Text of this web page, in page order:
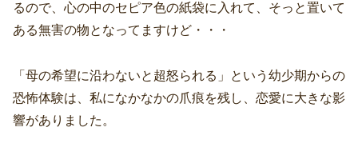
るので、心の中のセピア色の紙袋に入れて、そっと置いて
ある無害の物となってますけど・・・
「母の希望に沿わないと超怒られる」という幼少期からの
恐怖体験は、私になかなかの爪痕を残し、恋愛に大きな影
響がありました。